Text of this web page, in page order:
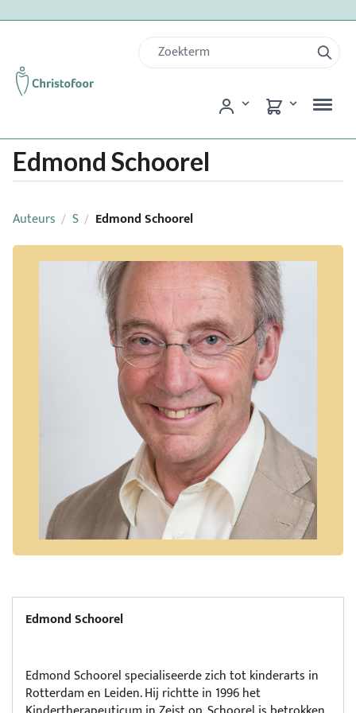
Edmond Schoorel
Auteurs / S / Edmond Schoorel
Edmond Schoorel
Edmond Schoorel specialiseerde zich tot kinderarts in
Rotterdam en Leiden. Hij richtte in 1996 het